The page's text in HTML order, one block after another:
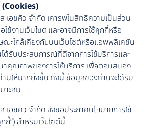
(Cookies)
เอชคิว จำกัด เคารพในสิทธิความเป็นส่วน
ช้งานเว็บไซต์ และอาจมีการใช้คุกกี้หรือ
ณะใกล้เคียงกันบนเว็บไซต์หรือแอพพลิเคชัน
ได้รับประสบการณ์ที่ดีจากการใช้บริการและ
าคุณภาพของการให้บริการ เพื่อตอบสนอง
นให้มากยิ่งขึ้น ทั้งนี้ ข้อมูลของท่านจะได้รับ
าะสม
เอชคิว จำกัด จึงขอประกาศนโยบายการใช้
กี้”) สำหรับเว็บไซต์นี้